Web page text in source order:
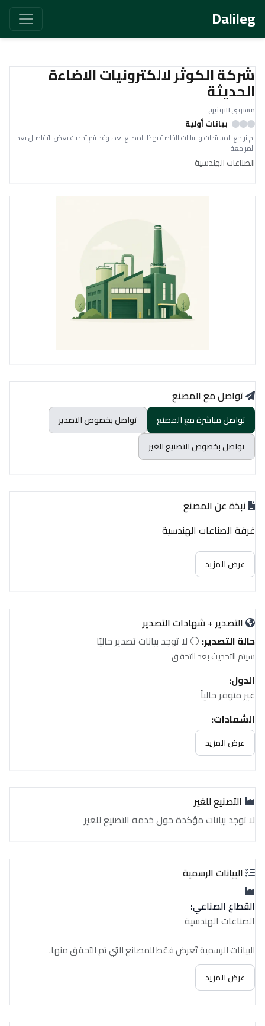
Dalileg
شركة الكوثر لالكترونيات الاضاءة
الحديثة
مستوى التوثيق
بيانات أولية
لم نراجع المستندات والبيانات الخاصة بهذا المصنع بعد، وقد يتم تحديث بعض التفاصيل بعد
المراجعة.
الصناعات الهندسية
تواصل مع المصنع
تواصل مباشرة مع المصنع
تواصل بخصوص التصدير
تواصل بخصوص التصنيع للغير
نبذة عن المصنع
غرفة الصناعات الهندسية
عرض المزيد
التصدير + شهادات التصدير
حالة التصدير: ⚪ لا توجد بيانات تصدير حاليًا
سيتم التحديث بعد التحقق
الدول:
غير متوفر حالياً
الشهادات:
غير متوفر حالياً
عرض المزيد
التصنيع للغير
لا توجد بيانات مؤكدة حول خدمة التصنيع للغير
البيانات الرسمية
القطاع الصناعي:
الصناعات الهندسية
البيانات الرسمية تُعرض فقط للمصانع التي تم التحقق منها.
عرض المزيد